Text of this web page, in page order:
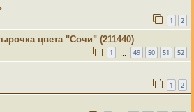
1 2
цвета "Сочи" (211440)
1 49 50 51 52
1 2